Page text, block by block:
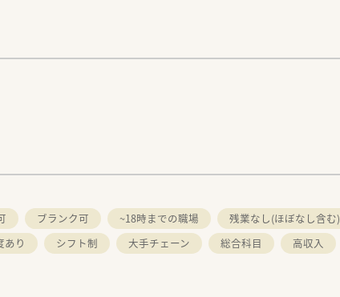
ブランク可 ~18時までの職場
残業なし(ほぼなし含む)
あり シフト制 大手チェーン 総合科目 高収入